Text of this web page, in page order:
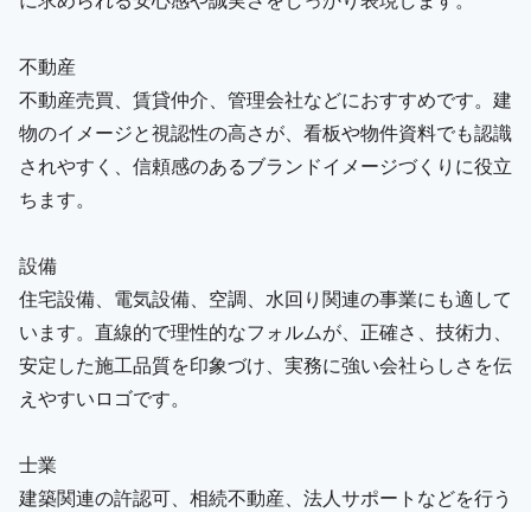
不動産
不動産売買、賃貸仲介、管理会社などにおすすめです。建
物のイメージと視認性の高さが、看板や物件資料でも認識
されやすく、信頼感のあるブランドイメージづくりに役立
ちます。
設備
住宅設備、電気設備、空調、水回り関連の事業にも適して
います。直線的で理性的なフォルムが、正確さ、技術力、
安定した施工品質を印象づけ、実務に強い会社らしさを伝
えやすいロゴです。
士業
建築関連の許認可、相続不動産、法人サポートなどを行う